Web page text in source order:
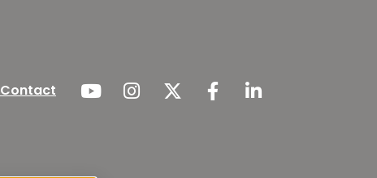
Contact